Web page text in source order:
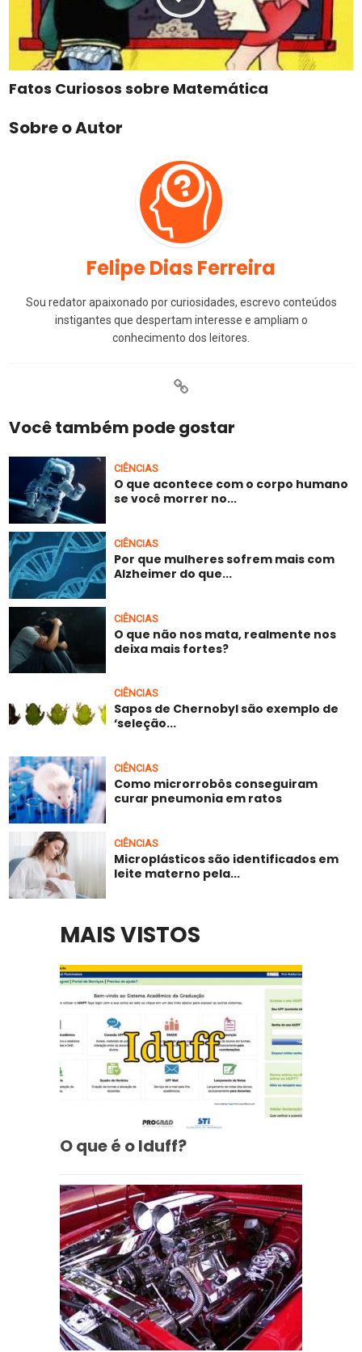
Fatos Curiosos sobre Matemática
Sobre o Autor
Felipe Dias Ferreira
Sou redator apaixonado por curiosidades, escrevo conteúdos
instigantes que despertam interesse e ampliam o
conhecimento dos leitores.
Você também pode gostar
CIÊNCIAS
O que acontece com o corpo humano
se você morrer no...
CIÊNCIAS
Por que mulheres sofrem mais com
Alzheimer do que...
CIÊNCIAS
O que não nos mata, realmente nos
deixa mais fortes?
CIÊNCIAS
Sapos de Chernobyl são exemplo de
‘seleção...
CIÊNCIAS
Como microrrobôs conseguiram
curar pneumonia em ratos
CIÊNCIAS
Microplásticos são identificados em
leite materno pela...
MAIS VISTOS
O que é o Iduff?